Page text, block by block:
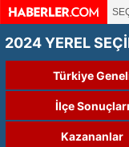
2024 YEREL
Türkiye
İlçe Sonuçları
Kazananlar